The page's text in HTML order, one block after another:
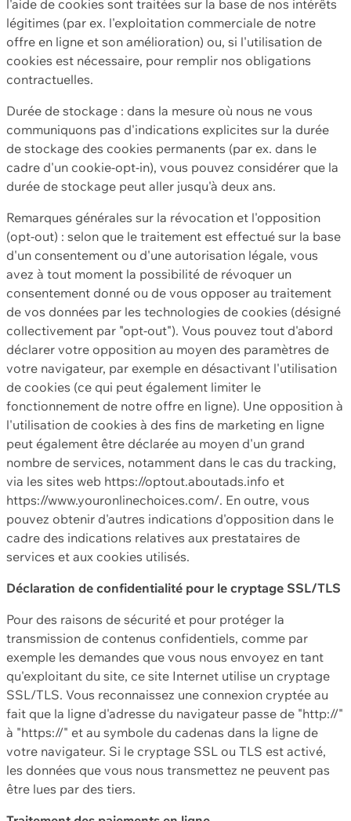
l'aide de cookies sont traitées sur la base de nos intérêts
légitimes (par ex. l'exploitation commerciale de notre
offre en ligne et son amélioration) ou, si l'utilisation de
cookies est nécessaire, pour remplir nos obligations
contractuelles.
Durée de stockage : dans la mesure où nous ne vous
communiquons pas d'indications explicites sur la durée
de stockage des cookies permanents (par ex. dans le
cadre d'un cookie-opt-in), vous pouvez considérer que la
durée de stockage peut aller jusqu'à deux ans.
Remarques générales sur la révocation et l'opposition
(opt-out) : selon que le traitement est effectué sur la base
d'un consentement ou d'une autorisation légale, vous
avez à tout moment la possibilité de révoquer un
consentement donné ou de vous opposer au traitement
de vos données par les technologies de cookies (désigné
collectivement par "opt-out"). Vous pouvez tout d'abord
déclarer votre opposition au moyen des paramètres de
votre navigateur, par exemple en désactivant l'utilisation
de cookies (ce qui peut également limiter le
fonctionnement de notre offre en ligne). Une opposition à
l'utilisation de cookies à des fins de marketing en ligne
peut également être déclarée au moyen d'un grand
nombre de services, notamment dans le cas du tracking,
via les sites web https://optout.aboutads.info et
https://www.youronlinechoices.com/. En outre, vous
pouvez obtenir d'autres indications d'opposition dans le
cadre des indications relatives aux prestataires de
services et aux cookies utilisés.
Déclaration de confidentialité pour le cryptage SSL/TLS
Pour des raisons de sécurité et pour protéger la
transmission de contenus confidentiels, comme par
exemple les demandes que vous nous envoyez en tant
qu'exploitant du site, ce site Internet utilise un cryptage
SSL/TLS. Vous reconnaissez une connexion cryptée au
fait que la ligne d'adresse du navigateur passe de "http://"
à "https://" et au symbole du cadenas dans la ligne de
votre navigateur. Si le cryptage SSL ou TLS est activé,
les données que vous nous transmettez ne peuvent pas
être lues par des tiers.